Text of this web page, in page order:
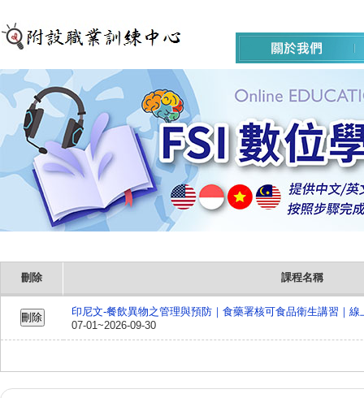
刪除 課程名稱
印尼文-餐飲異物之管理與預防｜食藥署核可食品衛生講習｜
07-01~2026-09-30